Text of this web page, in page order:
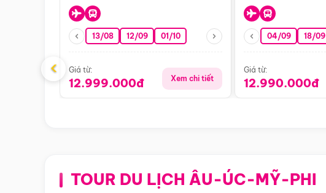
13/08 12/09 01/10
Giá từ:
12.999.000đ Xem chi tiết
04/09 18/09
Giá từ:
12.990.000đ
‹
TOUR DU LỊCH ÂU-ÚC-MỸ-PHI
Điểm nổi bật